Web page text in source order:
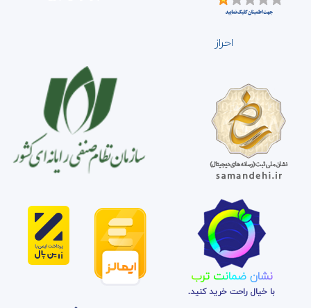
احراز
نشان ضمانت ترب
با خیال راحت خرید کنید.